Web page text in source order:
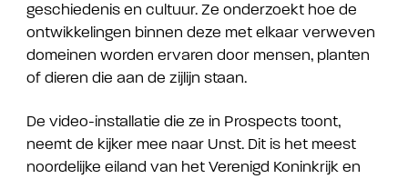
geschiedenis en cultuur. Ze onderzoekt hoe de
ontwikkelingen binnen deze met elkaar verweven
domeinen worden ervaren door mensen, planten
of dieren die aan de zijlijn staan.
De video-installatie die ze in Prospects toont,
neemt de kijker mee naar Unst. Dit is het meest
noordelijke eiland van het Verenigd Koninkrijk en